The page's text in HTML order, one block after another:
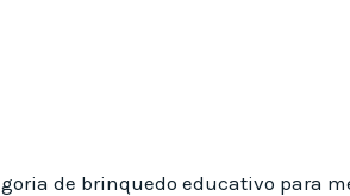
de brinquedo educativo para